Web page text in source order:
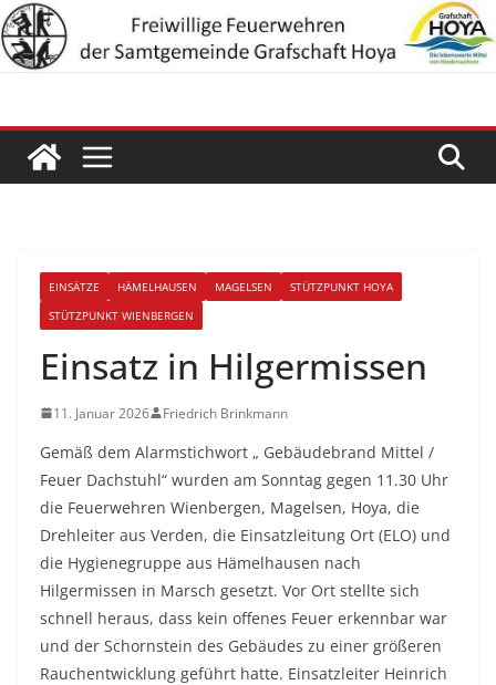
Zum
Inhalt
springen
EINSÄTZE HÄMELHAUSEN MAGELSEN
STÜTZPUNKT HOYA
STÜTZPUNKT WIENBERGEN
Einsatz in Hilgermissen
11. Januar 2026 Friedrich Brinkmann
Gemäß dem Alarmstichwort „ Gebäudebrand Mittel /
Feuer Dachstuhl“ wurden am Sonntag gegen 11.30 Uhr
die Feuerwehren Wienbergen, Magelsen, Hoya, die
Drehleiter aus Verden, die Einsatzleitung Ort (ELO) und
die Hygienegruppe aus Hämelhausen nach
Hilgermissen in Marsch gesetzt. Vor Ort stellte sich
schnell heraus, dass kein offenes Feuer erkennbar war
und der Schornstein des Gebäudes zu einer größeren
Rauchentwicklung geführt hatte. Einsatzleiter Heinrich